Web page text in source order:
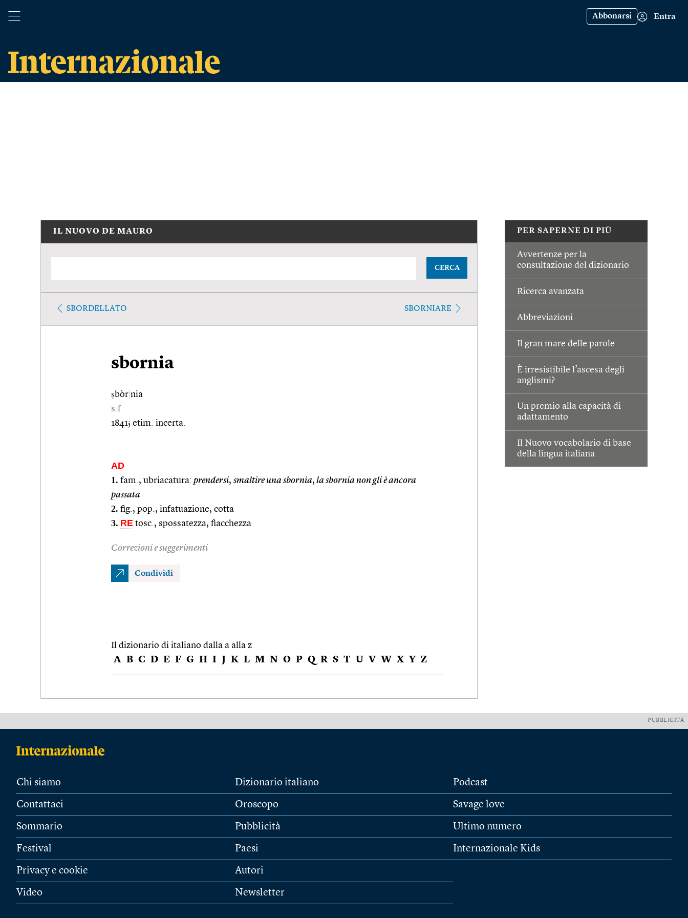
Abbonarsi Entra
PER SAPERNE DI PIÙ
Avvertenze per la
consultazione del dizionario
Ricerca avanzata
Abbreviazioni
Il gran mare delle parole
È irresistibile l’ascesa degli
anglismi?
Un premio alla capacità di
adattamento
Il Nuovo vocabolario di base
della lingua italiana
IL NUOVO DE MAURO
CERCA
SBORDELLATO SBORNIARE
sbornia
ṣbòr nia
s.f.
1841; etim. incerta.
AD
1. fam., ubriacatura: prendersi, smaltire una sbornia, la sbornia non gli è ancora
passata
2. fig., pop., infatuazione, cotta
3. RE tosc., spossatezza, fiacchezza
Correzioni e suggerimenti
Condividi
Il dizionario di italiano dalla a alla z
A B C D E F G H I J K L M N O P Q R S T U V W X Y Z
PUBBLICITÀ
Chi siamo
Contattaci
Sommario
Festival
Privacy e cookie
Video
Dizionario italiano
Oroscopo
Pubblicità
Paesi
Autori
Newsletter
Podcast
Savage love
Ultimo numero
Internazionale Kids